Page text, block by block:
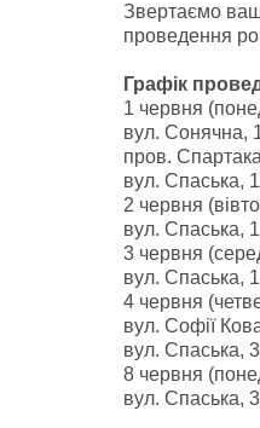
Звертаємо
проведення
Графік
1 червня
вул. Сонячна,
пров.
вул. Спаська,
2 червня
вул. Спаська,
3 червня
вул. Спаська,
4 червня
вул. Софії
вул. Спаська,
8 червня
вул. Спаська,